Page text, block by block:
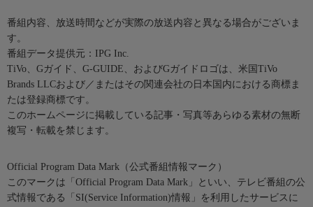
番組内容、放送時間などが実際の放送内容と異なる場合がございま
す。
番組データ提供元：IPG Inc.
TiVo、Gガイド、G-GUIDE、およびGガイドロゴは、米国TiVo
Brands LLCおよび／またはその関連会社の日本国内における商標ま
たは登録商標です。
このホームページに掲載している記事・写真等あらゆる素材の無断
複写・転載を禁じます。
Official Program Data Mark（公式番組情報マーク）
このマークは「Official Program Data Mark」といい、テレビ番組の公
式情報である「SI(Service Information)情報」を利用したサービスに